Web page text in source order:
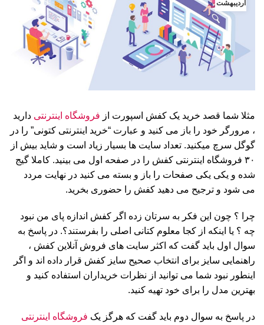
اردیبهشت
مثلا شما قصد خرید یک کفش اسپورت از فروشگاه اینترنتی دارید
، مرورگر خود را باز می کنید و عبارت “خرید اینترنتی کتونی” را در
گوگل سرچ میکنید. تعداد سایت ها بسیار زیاد است و شاید بیش از
۳۰ فروشگاه اینترنتی کفش را در صفحه اول می بینید. کاملا گیج
شده و یکی یکی صفحات را باز و بسته می کنید در نهایت مردد
می شود و ترجیح می دهید کفش را حضوری بخرید.
چرا ؟ چون این فکر به سرتان زده اگر کفش اندازه پای من نبود
چه ؟ یا اینکه از کجا معلوم کتانی اصلی را بفرستند؟. در پاسخ به
سوال اول باید گفت که اکثر سایت های فروش آنلاین کفش ،
راهنمایی سایز برای انتخاب صحیح سایز کفش قرار داده اند و اگر
اینطور نبود شما می توانید از نظرات خریداران استفاده کنید و
بهترین مدل را برای خود تهیه کنید.
در پاسخ به سوال دوم باید گفت که هرگز یک فروشگاه اینترنتی